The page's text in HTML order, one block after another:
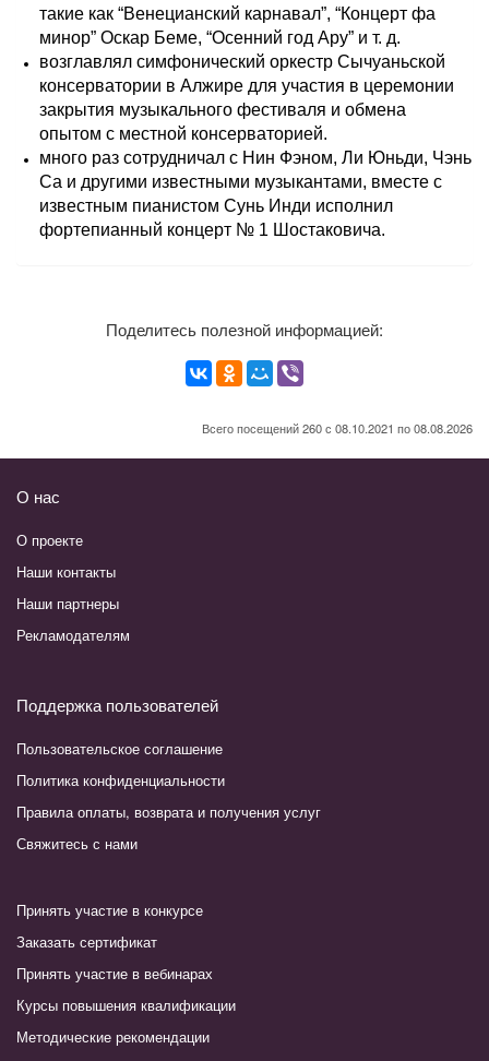
такие как “Венецианский карнавал”, “Концерт фа
минор” Оскар Беме, “Осенний год Ару” и т. д.
возглавлял симфонический оркестр Сычуаньской
консерватории в Алжире для участия в церемонии
закрытия музыкального фестиваля и обмена
опытом с местной консерваторией.
много раз сотрудничал с Нин Фэном, Ли Юньди, Чэнь
Са и другими известными музыкантами, вместе с
известным пианистом Сунь Инди исполнил
фортепианный концерт № 1 Шостаковича.
Поделитесь полезной информацией:
Всего посещений 260 с 08.10.2021 по 08.08.2026
О нас
О проекте
Наши контакты
Наши партнеры
Рекламодателям
Поддержка пользователей
Пользовательское соглашение
Политика конфиденциальности
Правила оплаты, возврата и получения услуг
Свяжитесь с нами
Принять участие в конкурсе
Заказать сертификат
Принять участие в вебинарах
Курсы повышения квалификации
Методические рекомендации